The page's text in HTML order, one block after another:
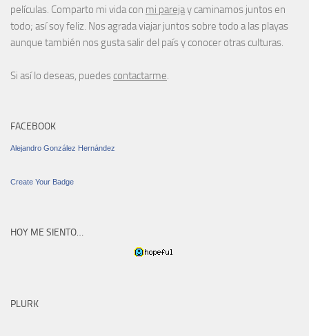
películas. Comparto mi vida con mi parejay caminamos juntos en
todo; así soy feliz. Nos agrada viajar juntos sobre todo a las playas
aunque también nos gusta salir del país y conocer otras culturas.
Si así lo deseas, puedes contactarme.
FACEBOOK
Alejandro González Hernández
Create Your Badge
HOY ME SIENTO…
PLURK